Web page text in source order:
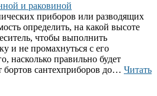
и раковиной
приборов или разводящих
определить, на какой высоте
чтобы выполнить
и не промахнуться с его
насколько правильно будет
бортов сантехприборов до… Читать